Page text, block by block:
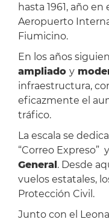
hasta 1961, año
Aeropuerto
Fiumicino.
En los años
ampliado y
infraestructura,
eficazmente el
tráfico.
La escala se dedica
“Correo Expreso”
General . Desde
vuelos estatales,
Protección Civil.
Junto con el